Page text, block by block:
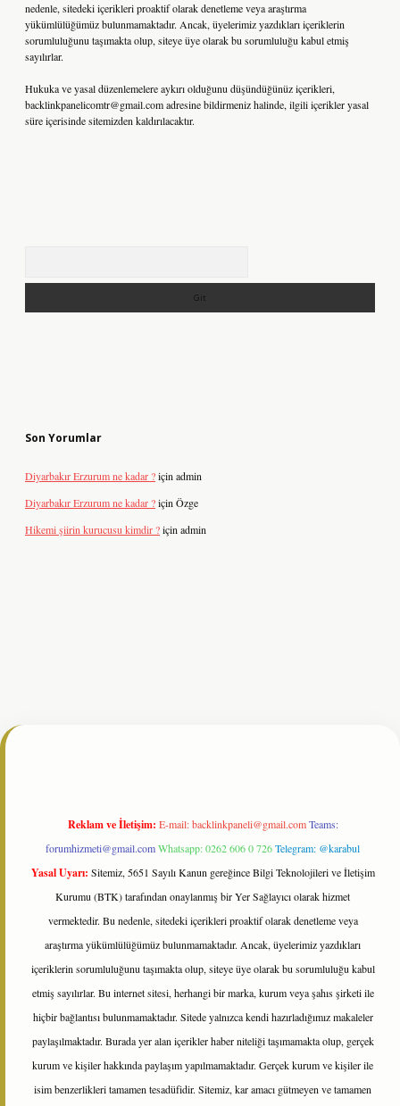
nedenle, sitedeki içerikleri proaktif olarak denetleme veya araştırma
yükümlülüğümüz bulunmamaktadır. Ancak, üyelerimiz yazdıkları içeriklerin
sorumluluğunu taşımakta olup, siteye üye olarak bu sorumluluğu kabul etmiş
sayılırlar.
Hukuka ve yasal düzenlemelere aykırı olduğunu düşündüğünüz içerikleri,
backlinkpanelicomtr@gmail.comadresine bildirmeniz halinde, ilgili içerikler yasal
süre içerisinde sitemizden kaldırılacaktır.
Son Yorumlar
Diyarbakır Erzurum ne kadar ?için admin
Diyarbakır Erzurum ne kadar ?için Özge
Hikemi şiirin kurucusu kimdir ?için admin
tulipbetgiris.org
Reklam ve İletişim: E-mail:backlinkpaneli@gmail.com Teams:
forumhizmeti@gmail.comWhatsapp: 0262 606 0 726Telegram: @karabul
Yasal Uyarı: Sitemiz, 5651 Sayılı Kanun gereğince Bilgi Teknolojileri ve İletişim
Kurumu (BTK) tarafından onaylanmış bir Yer Sağlayıcı olarak hizmet
vermektedir. Bu nedenle, sitedeki içerikleri proaktif olarak denetleme veya
araştırma yükümlülüğümüz bulunmamaktadır. Ancak, üyelerimiz yazdıkları
içeriklerin sorumluluğunu taşımakta olup, siteye üye olarak bu sorumluluğu kabul
etmiş sayılırlar. Bu internet sitesi, herhangi bir marka, kurum veya şahıs şirketi ile
hiçbir bağlantısı bulunmamaktadır. Sitede yalnızca kendi hazırladığımız makaleler
paylaşılmaktadır. Burada yer alan içerikler haber niteliği taşımamakta olup, gerçek
kurum ve kişiler hakkında paylaşım yapılmamaktadır. Gerçek kurum ve kişiler ile
isim benzerlikleri tamamen tesadüfidir. Sitemiz, kar amacı gütmeyen ve tamamen